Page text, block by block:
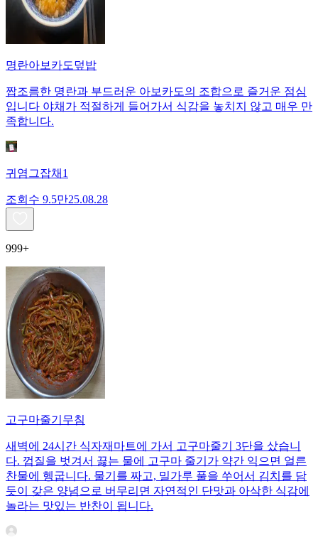
명란아보카도덮밥
짭조름한 명란과 부드러운 아보카도의 조합으로 즐거운 점심
입니다 야채가 적절하게 들어가서 식감을 놓치지 않고 매우 만
족합니다.
귀염그잡채1
조회수 9.5만25.08.28
999+
고구마줄기무침
새벽에 24시간 식자재마트에 가서 고구마줄기 3단을 샀습니
다. 껍질을 벗겨서 끓는 물에 고구마 줄기가 약간 익으면 얼른
찬물에 헹굽니다. 물기를 짜고, 밀가루 풀을 쑤어서 김치를 담
듯이 갖은 양념으로 버무리면 자연적인 단맛과 아삭한 식감에
놀라는 맛있는 반찬이 됩니다.